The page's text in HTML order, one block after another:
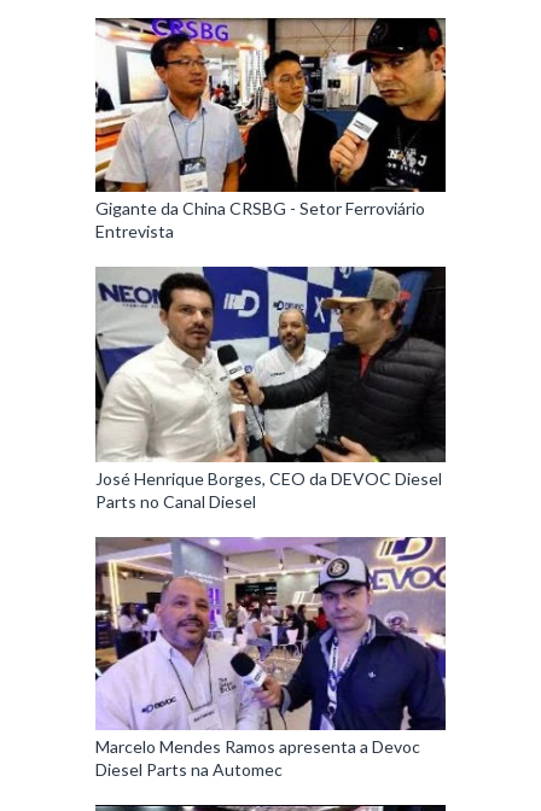
Gigante da China CRSBG - Setor Ferroviário
Entrevista
José Henrique Borges, CEO da DEVOC Diesel
Parts no Canal Diesel
Marcelo Mendes Ramos apresenta a Devoc
Diesel Parts na Automec